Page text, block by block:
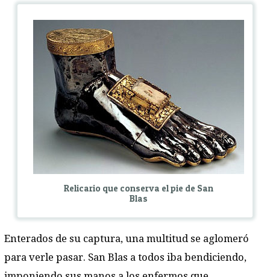
Relicario que conserva el pie de San
Blas
Enterados de su captura, una multitud se aglomeró
para verle pasar. San Blas a todos iba bendiciendo,